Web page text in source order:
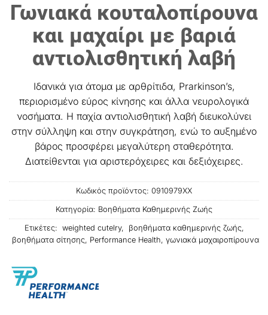
Γωνιακά κουταλοπίρουνα
και μαχαίρι με βαριά
αντιολισθητική λαβή
Iδανικά για άτομα με αρθρίτιδα, Prarkinson’s,
περιορισμένο εύρος κίνησης και άλλα νευρολογικά
νοσήματα. Η παχία αντιολισθητική λαβή διευκολύνει
στην σύλληψη και στην συγκράτηση, ενώ το αυξημένο
βάρος προσφέρει μεγαλύτερη σταθερότητα.
Διατείθενται για αριστερόχειρες και δεξιόχειρες.
Κωδικός προϊόντος: 0910979ΧΧ
Κατηγορία: Βοηθήματα Καθημερινής Ζωής
Ετικέτες: weighted cutelry, βοηθήματα καθημερινής ζωής,
βοηθήματα σίτησης, Performance Health, γωνιακά μαχαιροπίρουνα